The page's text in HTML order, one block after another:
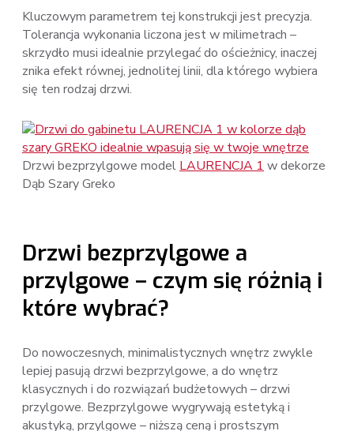
Kluczowym parametrem tej konstrukcji jest precyzja.
Tolerancja wykonania liczona jest w milimetrach –
skrzydło musi idealnie przylegać do ościeżnicy, inaczej
znika efekt równej, jednolitej linii, dla którego wybiera
się ten rodzaj drzwi.
Drzwi bezprzylgowe model LAURENCJA 1 w dekorze
Dąb Szary Greko
Drzwi bezprzylgowe a
przylgowe – czym się różnią i
które wybrać?
Do nowoczesnych, minimalistycznych wnętrz zwykle
lepiej pasują drzwi bezprzylgowe, a do wnętrz
klasycznych i do rozwiązań budżetowych – drzwi
przylgowe. Bezprzylgowe wygrywają estetyką i
akustyką, przylgowe – niższą ceną i prostszym